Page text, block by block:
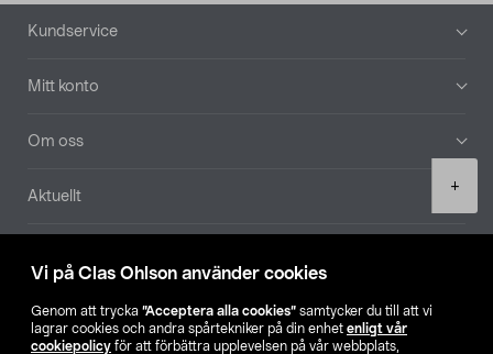
Vi på Clas Ohlson använder cookies
Genom att trycka ”Acceptera alla cookies” samtycker du till att vi
lagrar cookies och andra spårtekniker på din enhet enligt vår
cookiepolicy för att förbättra upplevelsen på vår webbplats,
+
Sidfot
Kundservice
Mitt konto
Om oss
Aktuellt
Hitta butik